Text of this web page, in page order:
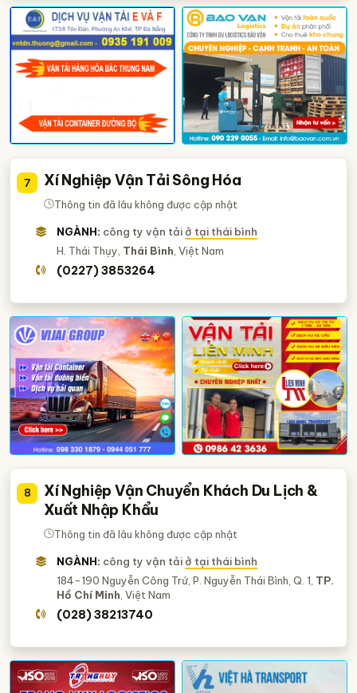
7 Xí Nghiệp Vận Tải Sông Hóa
Thông tin đã lâu không được cập nhật
NGÀNH: công ty vận tảiở tại thái bình
H. Thái Thụy, Thái Bình, Việt Nam
(0227) 3853264
8
Xí Nghiệp Vận Chuyển Khách Du Lịch &
Xuất Nhập Khẩu
Thông tin đã lâu không được cập nhật
NGÀNH: công ty vận tảiở tại thái bình
184-190 Nguyễn Công Trứ, P. Nguyễn Thái Bình, Q. 1, TP.
Hồ Chí Minh , Việt Nam
(028) 38213740